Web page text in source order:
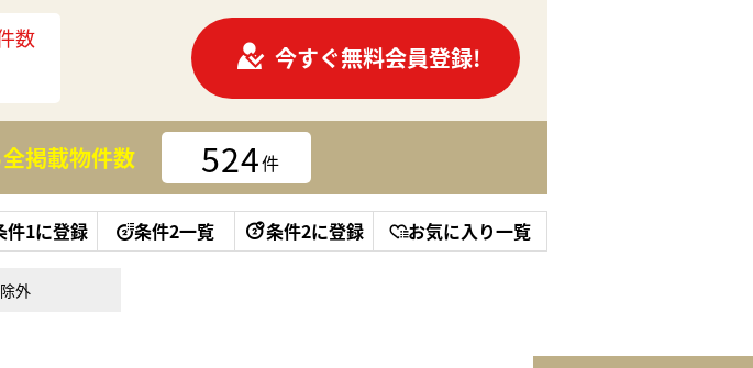
数
今すぐ無料会員登録!
全掲載物件数 524件
件1に登録 条件2一覧 条件2に登録 お気に入り一覧
外